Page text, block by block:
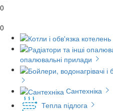
0
0
опалювальні прилади
Сантехніка
Тепла підлога